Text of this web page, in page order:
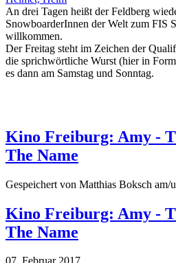
An drei Tagen heißt der Feldberg
SnowboarderInnen der Welt zum FIS
willkommen.
Der Freitag steht im Zeichen der
die sprichwörtliche Wurst (hier in
es dann am Samstag und Sonntag.
Kino Freiburg: Amy -
The Name
Gespeichert von Matthias Boksch am/
Kino Freiburg: Amy -
The Name